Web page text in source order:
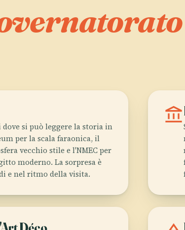
si può leggere la storia in
per la scala faraonica, il
vecchio stile e l'NMEC per
moderno. La sorpresa è
e nel ritmo della visita.
account_balance